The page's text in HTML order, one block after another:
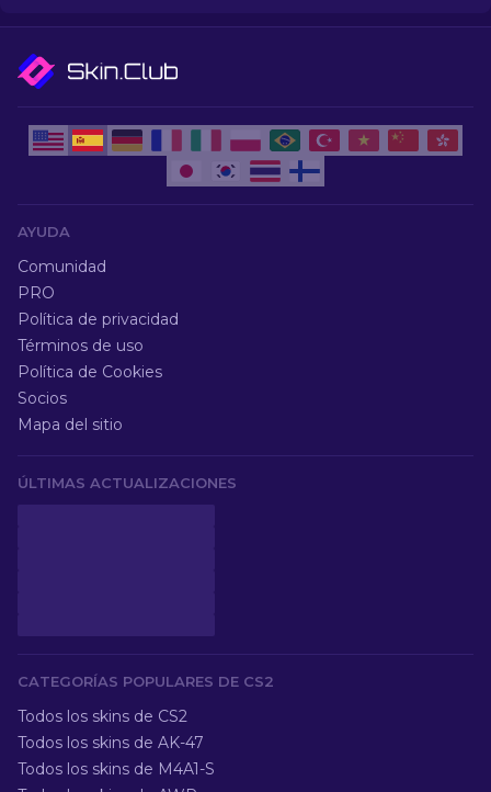
AYUDA
Comunidad
PRO
Política de privacidad
Términos de uso
Política de Cookies
Socios
Mapa del sitio
ÚLTIMAS ACTUALIZACIONES
CATEGORÍAS POPULARES DE CS2
Todos los skins de CS2
Todos los skins de AK-47
Todos los skins de M4A1-S